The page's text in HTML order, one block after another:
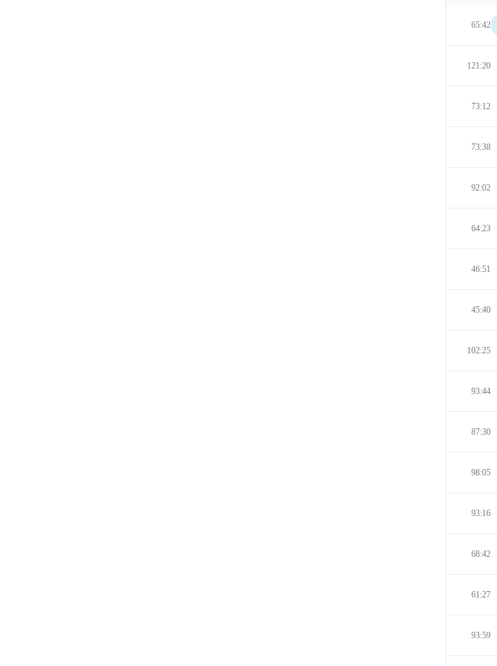
65:42
121:20
73:12
73:38
92:02
64:23
46:51
45:40
102:25
93:44
87:30
98:05
93:16
68:42
61:27
93:59